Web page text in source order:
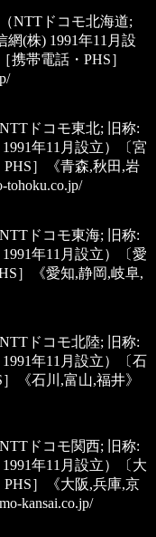
（NTTドコモ北海道;
網(株) 1991年11月設
携帯電話・PHS］
NTTドコモ東北; 旧称:
年11月設立）〔宮
］《青森,秋田,岩
tohoku.co.jp/
NTTドコモ東海; 旧称:
年11月設立）〔愛
］《愛知,静岡,岐阜,
NTTドコモ北陸; 旧称:
年11月設立）〔石
《石川,富山,福井》
NTTドコモ関西; 旧称:
年11月設立）〔大
］《大阪,兵庫,京
kansai.co.jp/